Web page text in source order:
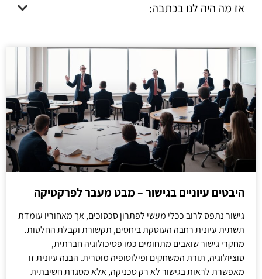
אז מה היה לנו בכתבה:
היבטים עיוניים בגישור – מבט מעבר לפרקטיקה
גישור נתפס לרוב ככלי מעשי לפתרון סכסוכים, אך מאחוריו עומדת
תשתית עיונית רחבה העוסקת ביחסים, תקשורת וקבלת החלטות.
מחקרי גישור שואבים מתחומים כמו פסיכולוגיה חברתית,
סוציולוגיה, תורת המשחקים ופילוסופיה מוסרית. הבנה עיונית זו
מאפשרת לראות בגישור לא רק טכניקה, אלא מסגרת חשיבתית